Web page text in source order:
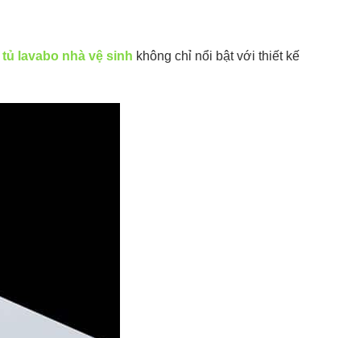
tủ lavabo nhà vệ sinh không chỉ nổi bật với thiết kế